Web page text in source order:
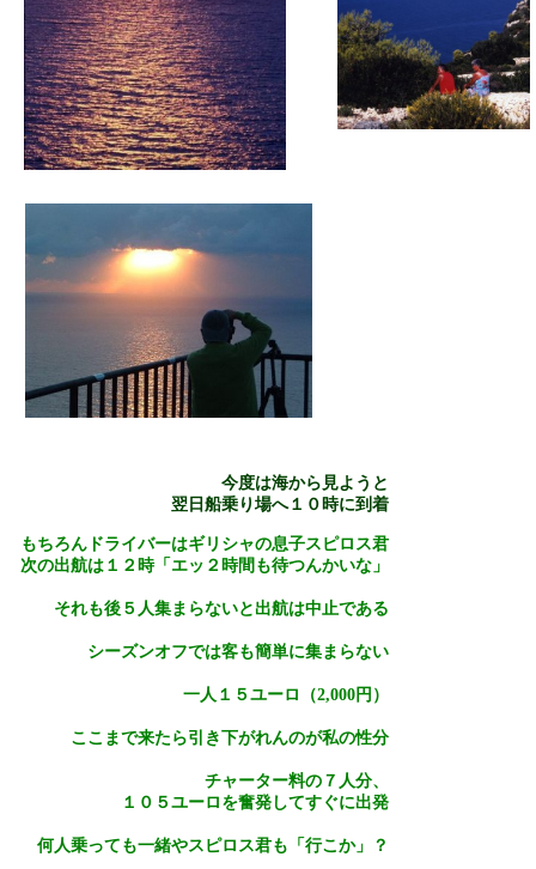
今度は海から見ようと
翌日船乗り場へ１０時に到着
もちろんドライバーはギリシャの息子スピロス君
次の出航は１２時「エッ２時間も待つんかいな」
それも後５人集まらないと出航は中止である
シーズンオフでは客も簡単に集まらない
一人１５ユーロ（2,000 円）
ここまで来たら引き下がれんのが私の性分
チャーター料の７人分、
１０５ユーロを奮発してすぐに出発
何人乗っても一緒やスピロス君も「行こか」？